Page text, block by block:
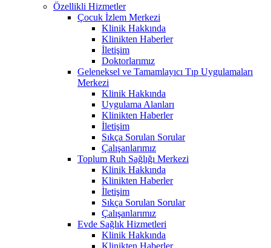
Özellikli Hizmetler
Çocuk İzlem Merkezi
Klinik Hakkında
Klinikten Haberler
İletişim
Doktorlarımız
Geleneksel ve Tamamlayıcı Tıp Uygulamaları
Merkezi
Klinik Hakkında
Uygulama Alanları
Klinikten Haberler
İletişim
Sıkça Sorulan Sorular
Çalışanlarımız
Toplum Ruh Sağlığı Merkezi
Klinik Hakkında
Klinikten Haberler
İletişim
Sıkça Sorulan Sorular
Çalışanlarımız
Evde Sağlık Hizmetleri
Klinik Hakkında
Klinikten Haberler